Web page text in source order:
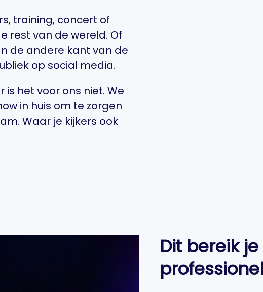
training, concert of
rest van de wereld. Of
de andere kant van de
op social media.
het voor ons niet. We
in huis om te zorgen
Waar je kijkers ook
Dit bereik